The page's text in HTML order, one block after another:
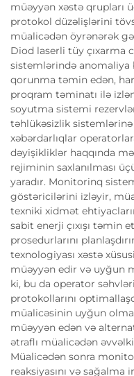
müəyyən xəstə qrupları
protokol düzəlişlərini
müalicədən öyrənərək
Diod laserli tüy çıxarma
sistemlərində anomaliya
qorunma təmin edən,
proqram təminatı ilə
soyutma sistemi
təhlükəsizlik
xəbərdarlıqlar
dəyişikliklər haqqında
rejiminin saxlanılması
yaradır. Monitorinq
göstəricilərini izləyir,
texniki xidmət
sabit enerji çıxışı təmin
prosedurlarını
texnologiyası xəstə
müəyyən edir və uyğun
ki, bu da operator
protokollarını
müalicəsinin uyğun
müəyyən edən və
ətraflı müalicədən
Müalicədən sonra
reaksiyasını və